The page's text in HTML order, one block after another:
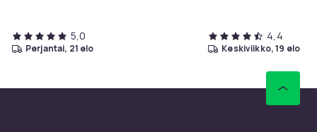
5,0
perjantai, 21 elo
4,4
keskiviikko, 19 elo